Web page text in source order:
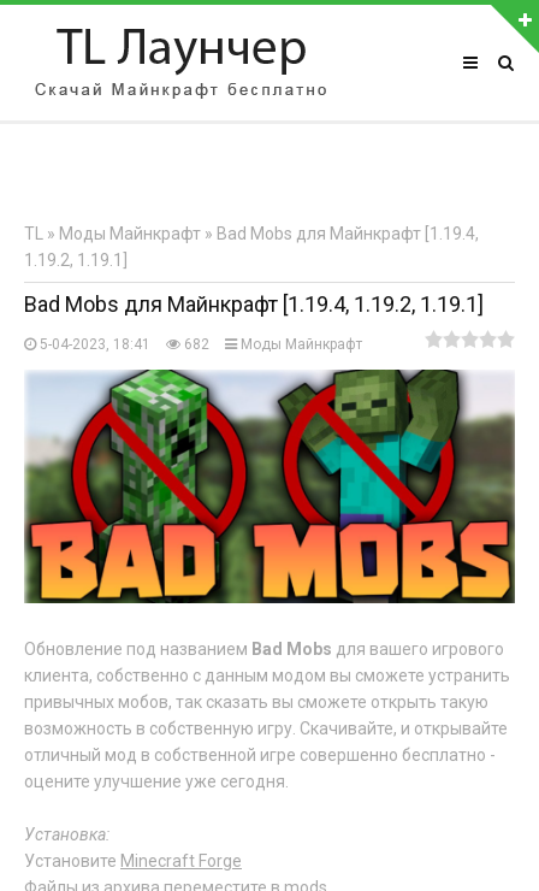
АВТОРИЗАЦИЯ НА САЙТЕ
Регистрация
TL » Моды Майнкрафт » Bad Mobs для Майнкрафт [1.19.4,
1.19.2, 1.19.1]
Bad Mobs для Майнкрафт [1.19.4, 1.19.2, 1.19.1]
5-04-2023, 18:41 682 Моды Майнкрафт
Обновление под названием Bad Mobs для вашего игрового
клиента, собственно с данным модом вы сможете устранить
привычных мобов, так сказать вы сможете открыть такую
возможность в собственную игру. Скачивайте, и открывайте
отличный мод в собственной игре совершенно бесплатно -
оцените улучшение уже сегодня.
Установка:
Установите Minecraft Forge